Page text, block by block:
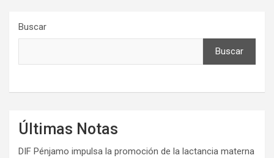
Buscar
Buscar
Últimas Notas
DIF Pénjamo impulsa la promoción de la lactancia materna